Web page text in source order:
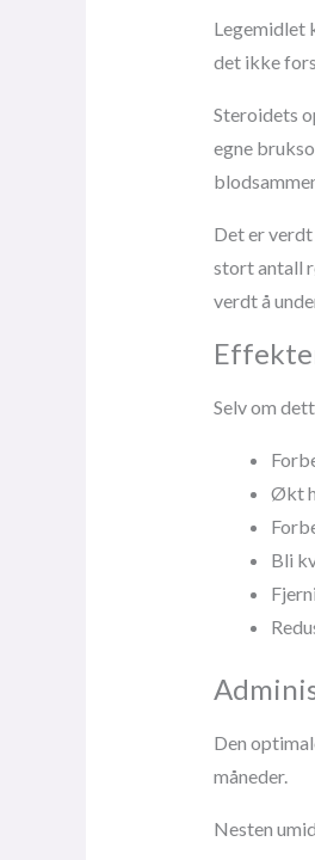
Legemidlet
det ikke
Steroidets
egne
Det er
stort antall
verdt å
Selv om
Økt
Bli
Den
måneder.
Nesten